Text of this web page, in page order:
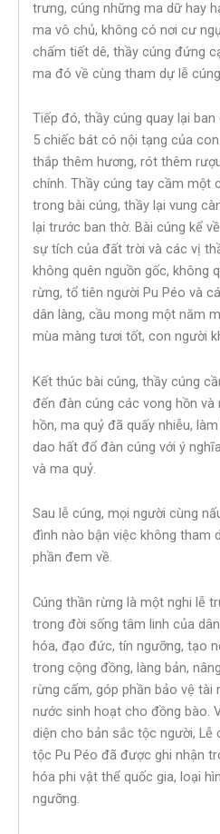
trưng, cúng những ma dữ hay
ma vô chủ, không có nơi cư
chấm tiết dê, thầy cúng đứng
ma đó về cùng tham dự lễ
Tiếp đó, thầy cúng quay lại
5 chiếc bát có nội tạng của
thắp thêm hương, rót thêm
chính. Thầy cúng tay cầm một
trong bài cúng, thầy lại vung
lại trước ban thờ. Bài cúng kể
sự tích của đất trời và các vị
không quên nguồn gốc, không
rừng, tổ tiên người Pu Péo và
dân làng, cầu mong một năm
mùa màng tươi tốt, con người
Kết thúc bài cúng, thầy cúng
đến đàn cúng các vong hồn và
hồn, ma quỷ đã quấy nhiễu,
dao hất đổ đàn cúng với ý
và ma quỷ.
Sau lễ cúng, mọi người cùng
đình nào bận việc không tham
phần đem về.
Cúng thần rừng là một nghi lễ
trong đời sống tâm linh của
hóa, đạo đức, tín ngưỡng, tạo
trong cộng đồng, làng bản,
rừng cấm, góp phần bảo vệ tài
nước sinh hoạt cho đồng bào.
diện cho bản sắc tộc người, Lễ
tộc Pu Péo đã được ghi nhận
hóa phi vật thể quốc gia, loại
ngưỡng.